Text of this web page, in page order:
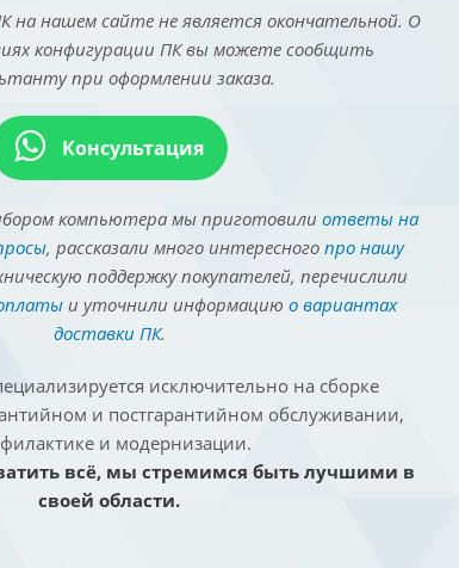
на нашем сайте не является окончательной. О
конфигурации ПК вы можете сообщить
при оформлении заказа.
Консультация
компьютера мы приготовили ответы на
, рассказали много интересного про нашу
поддержку покупателей, перечислили
и уточнили информацию о вариантах
доставки ПК.
исключительно на сборке
и постгарантийном обслуживании,
и модернизации.
всё, мы стремимся быть лучшими в
своей области.